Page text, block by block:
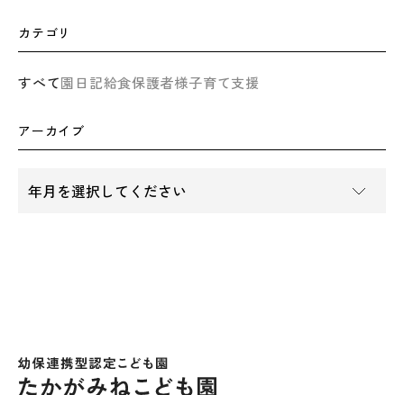
カテゴリ
すべて園日記給食保護者様子育て支援
アーカイブ